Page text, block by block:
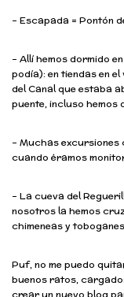
– Escapada = Pontón
– Allí hemos dormido
podía): en tiendas en
del Canal que estaba
puente, incluso hemos
– Muchas
cuando éramos
– La cueva del
nosotros la hemos
chimeneas y
Puf, no me puedo
buenos ratos,